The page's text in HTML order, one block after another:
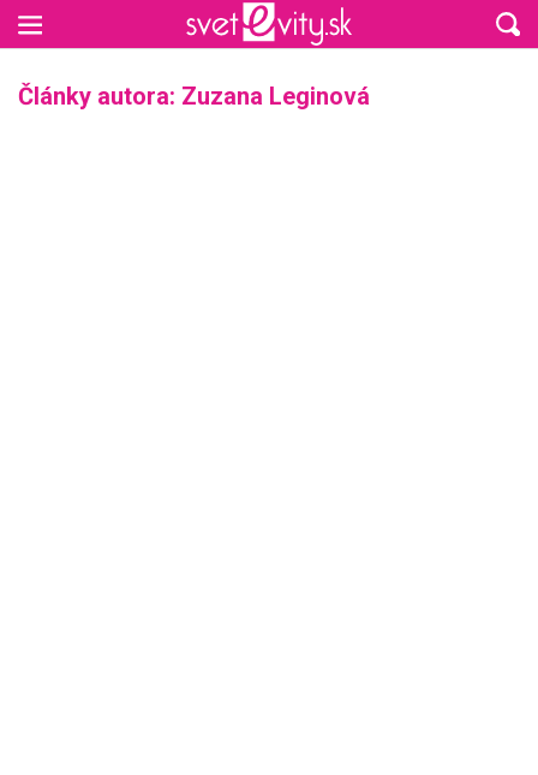
Články autora: Zuzana Leginová